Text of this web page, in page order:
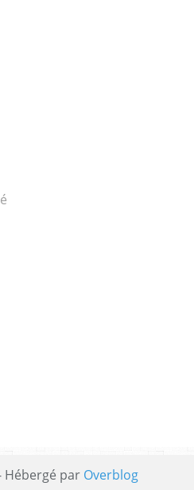
Hébergé par Overblog